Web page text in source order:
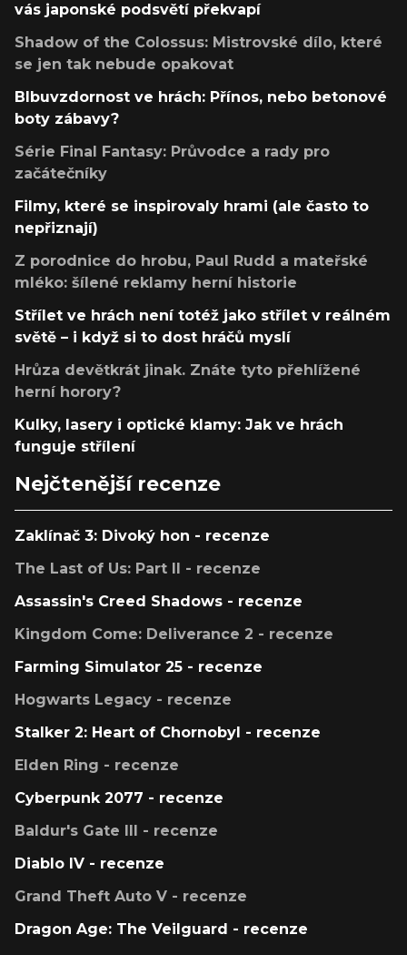
vás japonské podsvětí překvapí
Shadow of the Colossus: Mistrovské dílo, které
se jen tak nebude opakovat
Blbuvzdornost ve hrách: Přínos, nebo betonové
boty zábavy?
Série Final Fantasy: Průvodce a rady pro
začátečníky
Filmy, které se inspirovaly hrami (ale často to
nepřiznají)
Z porodnice do hrobu, Paul Rudd a mateřské
mléko: šílené reklamy herní historie
Střílet ve hrách není totéž jako střílet v reálném
světě – i když si to dost hráčů myslí
Hrůza devětkrát jinak. Znáte tyto přehlížené
herní horory?
Kulky, lasery i optické klamy: Jak ve hrách
funguje střílení
Nejčtenější recenze
Zaklínač 3: Divoký hon - recenze
The Last of Us: Part II - recenze
Assassin's Creed Shadows - recenze
Kingdom Come: Deliverance 2 - recenze
Farming Simulator 25 - recenze
Hogwarts Legacy - recenze
Stalker 2: Heart of Chornobyl - recenze
Elden Ring - recenze
Cyberpunk 2077 - recenze
Baldur's Gate III - recenze
Diablo IV - recenze
Grand Theft Auto V - recenze
Dragon Age: The Veilguard - recenze